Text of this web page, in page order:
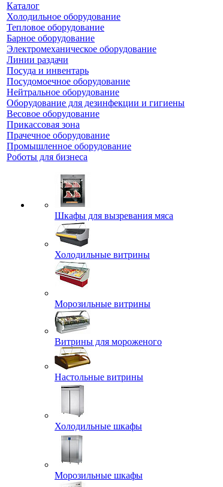
Каталог
Холодильное оборудование
Тепловое оборудование
Барное оборудование
Электромеханическое оборудование
Линии раздачи
Посуда и инвентарь
Посудомоечное оборудование
Нейтральное оборудование
Оборудование для дезинфекции и гигиены
Весовое оборудование
Прикассовая зона
Прачечное оборудование
Промышленное оборудование
Роботы для бизнеса
Шкафы для вызревания мяса
Холодильные витрины
Морозильные витрины
Витрины для мороженого
Настольные витрины
Холодильные шкафы
Морозильные шкафы